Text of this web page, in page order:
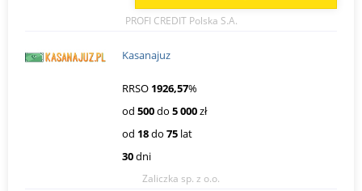
PROFI CREDIT Polska S.A.
Kasanajuz
RRSO 1926,57%
od 500do 5 000zł
od 18do 75 lat
30dni
Zaliczka sp. z o.o.